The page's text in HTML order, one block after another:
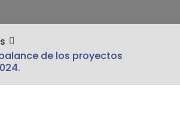
balance de los proyectos